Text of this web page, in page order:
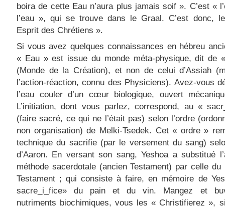
boira de cette Eau n’aura plus jamais soif ». C’est «
l’eau », qui se trouve dans le Graal. C’est donc,
Esprit des Chrétiens ».
Si vous avez quelques connaissances en hébreu
« Eau » est issue du monde méta-physique, dit de
(Monde de la Création), et non de celui d’Assiah
l’action-réaction, connu des Physiciens). Avez-vous
l’eau couler d’un cœur biologique, ouvert
L’initiation, dont vous parlez, correspond, au «
(faire sacré, ce qui ne l’était pas) selon l’ordre
non organisation) de Melki-Tsedek. Cet « ordre »
technique du sacrifie (par le versement du sang)
d’Aaron. En versant son sang, Yeshoa a substitué
méthode sacerdotale (ancien Testament) par celle du
Testament ; qui consiste à faire, en mémoire de
sacre_i_fice» du pain et du vin. Mangez et
nutriments biochimiques, vous les « Christifierez »,